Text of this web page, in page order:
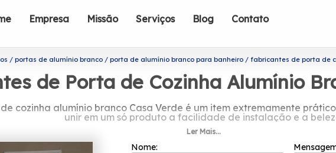
Empresa Missão Serviços Blog Contato
portas de alumínio branco porta de alumínio branco para banheiro fabricantes de porta de
de Porta de Cozinha Alumínio
cozinha alumínio branco Casa Verde é um item extremamente
unir em um só produto a facilidade de instalação e a
por fabricantes de porta de cozinha alumínio
Ler Mais...
Nome: